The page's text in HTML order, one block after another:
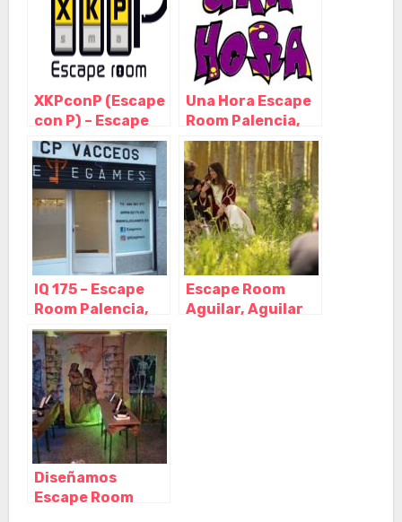
XKPconP (Escape
con P) – Escape
Room Palencia,
Palencia –
Castilla y León
Una Hora Escape
Room Palencia,
Palencia –
Castilla y León
IQ 175 – Escape
Room Palencia,
Palencia –
Castilla y León
Escape Room
Aguilar, Aguilar
Diseñamos
Escape Room